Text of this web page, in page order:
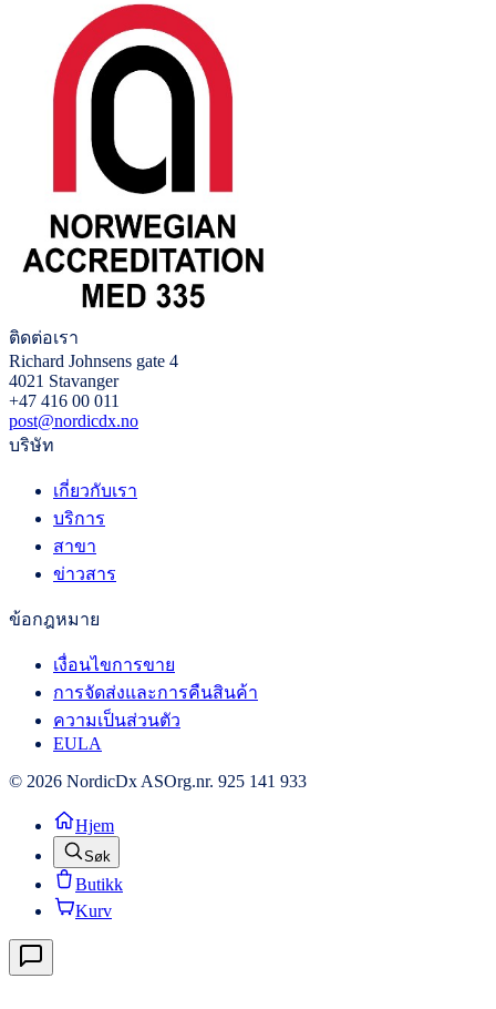
ติดต่อเรา
Richard Johnsens gate 4
4021 Stavanger
+47 416 00 011
post@nordicdx.no
บริษัท
เกี่ยวกับเรา
บริการ
สาขา
ข่าวสาร
ข้อกฎหมาย
เงื่อนไขการขาย
การจัดส่งและการคืนสินค้า
ความเป็นส่วนตัว
EULA
© 2026 NordicDx ASOrg.nr. 925 141 933
Hjem
Søk
Butikk
Kurv